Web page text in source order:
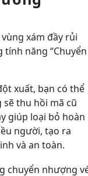
xám đầy rủi
năng “Chuyển
xuất, bạn có thể
thu hồi mã cũ
giúp loại bỏ hoàn
người, tạo ra
và an toàn.